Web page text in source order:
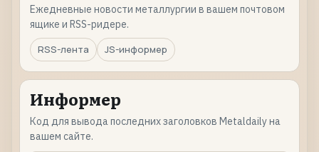
Ежедневные новости металлургии в вашем почтовом
ящике и RSS-ридере.
RSS-лента
JS-информер
Информер
Код для вывода последних заголовков Metaldaily на
вашем сайте.